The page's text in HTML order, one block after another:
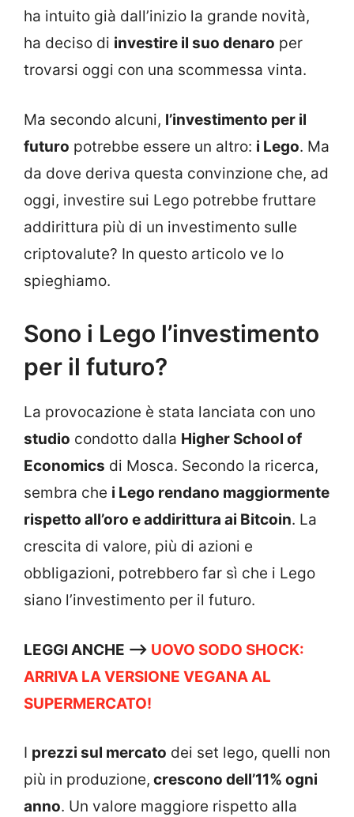
ha intuito già dall’inizio la grande novità,
ha deciso di investire il suo denaro per
trovarsi oggi con una scommessa vinta.
Ma secondo alcuni, l’investimento per il
futuro potrebbe essere un altro: i Lego. Ma
da dove deriva questa convinzione che, ad
oggi, investire sui Lego potrebbe fruttare
addirittura più di un investimento sulle
criptovalute? In questo articolo ve lo
spieghiamo.
Sono i Lego l’investimento
per il futuro?
La provocazione è stata lanciata con uno
studio condotto dalla Higher School of
Economics di Mosca. Secondo la ricerca,
sembra che i Lego rendano maggiormente
rispetto all’oro e addirittura ai Bitcoin. La
crescita di valore, più di azioni e
obbligazioni, potrebbero far sì che i Lego
siano l’investimento per il futuro.
LEGGI ANCHE –> UOVO SODO SHOCK:
ARRIVA LA VERSIONE VEGANA AL
SUPERMERCATO!
I prezzi sul mercato dei set lego, quelli non
più in produzione, crescono dell’11% ogni
anno. Un valore maggiore rispetto alla